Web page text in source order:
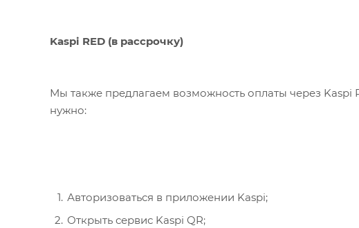
Kaspi RED (в рассрочку)
Мы также предлагаем возможность оплаты через Kaspi
нужно:
Авторизоваться в приложении Kaspi;
Открыть сервис Kaspi QR;